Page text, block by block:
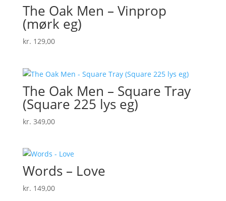
The Oak Men – Vinprop
(mørk eg)
kr. 129,00
The Oak Men – Square Tray
(Square 225 lys eg)
kr. 349,00
Words – Love
kr. 149,00